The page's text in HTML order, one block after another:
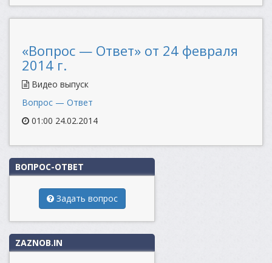
«Вопрос — Ответ» от 24 февраля
2014 г.
Видео выпуск
Вопрос — Ответ
01:00 24.02.2014
ВОПРОС-ОТВЕТ
Задать вопрос
ZAZNOB.IN